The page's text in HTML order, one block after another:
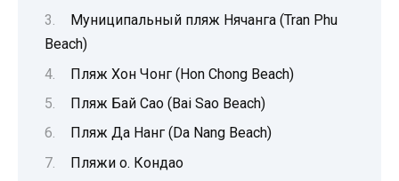
Муниципальный пляж Нячанга (Tran Phu
Beach)
Пляж Хон Чонг (Hon Chong Beach)
Пляж Бай Сао (Bai Sao Beach)
Пляж Да Нанг (Da Nang Beach)
Пляжи о. Кондао